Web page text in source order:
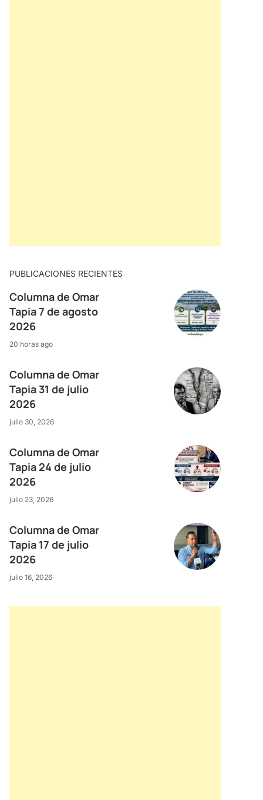
PUBLICACIONES RECIENTES
Columna de Omar
Tapia 7 de agosto
2026
20 horas ago
Columna de Omar
Tapia 31 de julio
2026
julio 30, 2026
Columna de Omar
Tapia 24 de julio
2026
julio 23, 2026
Columna de Omar
Tapia 17 de julio
2026
julio 16, 2026